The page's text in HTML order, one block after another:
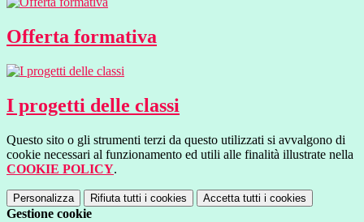
Offerta formativa
I progetti delle classi
Questo sito o gli strumenti terzi da questo utilizzati si avvalgono di
cookie necessari al funzionamento ed utili alle finalità illustrate nella
COOKIE POLICY.
Personalizza Rifiuta tutti i cookies Accetta tutti i cookies
Gestione cookie